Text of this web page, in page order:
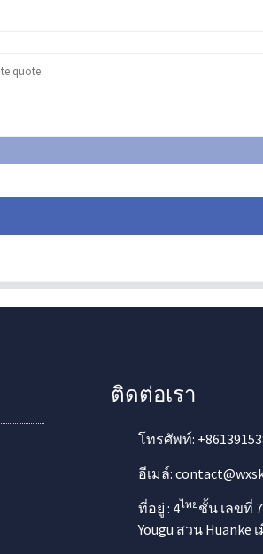
ติดต่อเรา
โทรศัพท์:
อีเมล์:
ที่อยู่ : 4ไทยชั้น เลขที่
Yougu สวน